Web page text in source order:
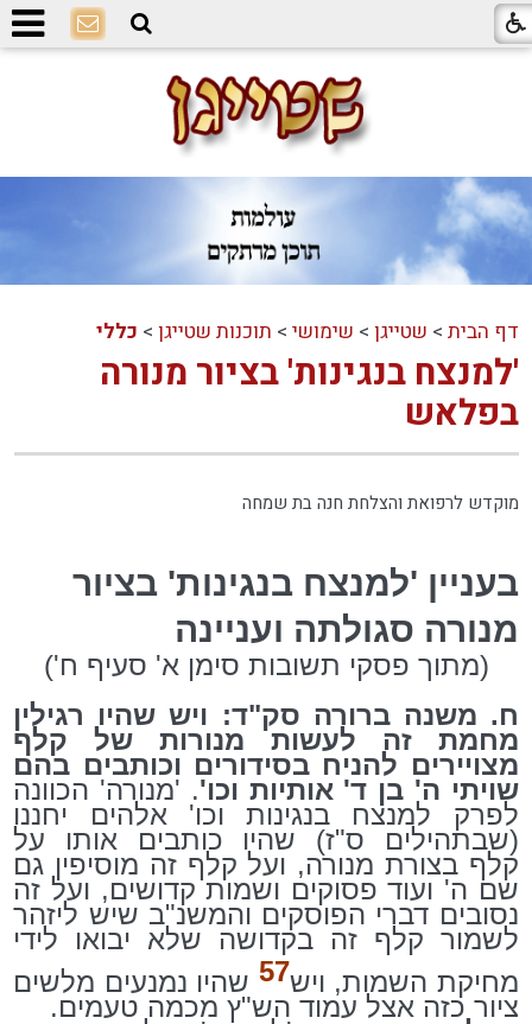
דף הבית > שטייגן > שימושי > תוכנות שטייגן > כללי
'למנצח בנגינות' בציור מנורה
בפלאש
מוקדש לרפואת והצלחת חנה בת שמחה
בעניין 'למנצח בנגינות' בציור
מנורה סגולתה ועניינה
(מתוך פסקי תשובות סימן א' סעיף ח')
ח. משנה ברורה סק"ד: ויש שהיו רגילין
מחמת זה לעשות מנורות של קלף
מצויירים להניח בסידורים וכותבים בהם
שויתי ה' בן ד' אותיות וכו'. 'מנורה' הכוונה
לפרק למנצח בנגינות וכו' אלהים יחננו
(שבתהילים ס"ז) שהיו כותבים אותו על
קלף בצורת מנורה, ועל קלף זה מוסיפין גם
שם ה' ועוד פסוקים ושמות קדושים, ועל זה
נסובים דברי הפוסקים והמשנ"ב שיש ליזהר
לשמור קלף זה בקדושה שלא יבואו לידי
מחיקת השמות, ויש57 שהיו נמנעים מלשים
ציור כזה אצל עמוד הש"ץ מכמה טעמים.